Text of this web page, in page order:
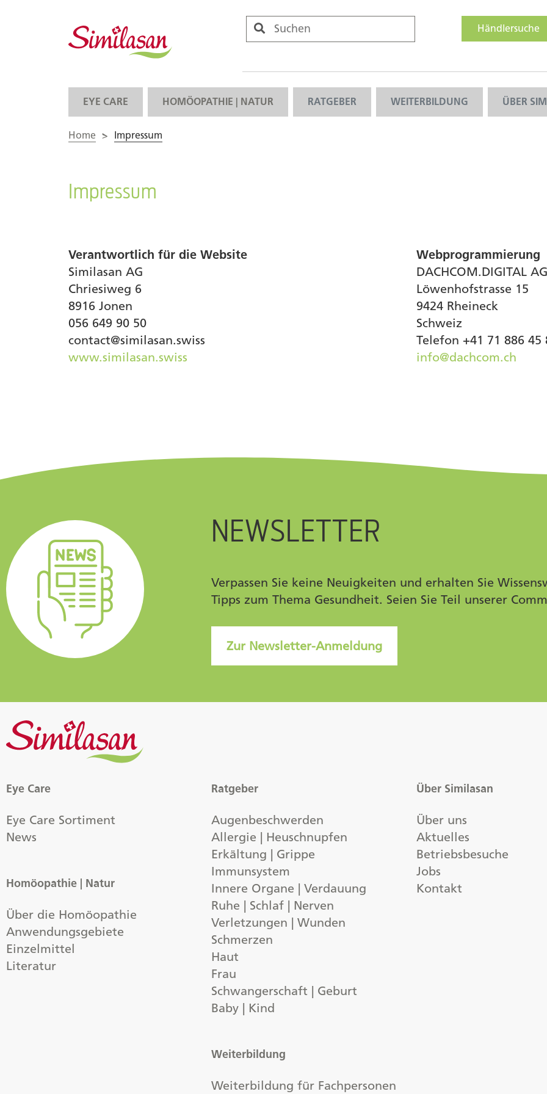
Händlersuche
EYE CARE HOMÖOPATHIE | NATUR RATGEBER WEITERBILDUNG ÜBER
Home > Impressum
Impressum
Verantwortlich für die Website
Similasan AG
Chriesiweg 6
8916 Jonen
056 649 90 50
contact@similasan.swiss
www.similasan.swiss
Webprogrammierung
DACHCOM.DIGITAL AG
Löwenhofstrasse 15
9424 Rheineck
Schweiz
Telefon +41 71 886 45
info@dachcom.ch
NEWSLETTER
Verpassen Sie keine Neuigkeiten und erhalten Sie
Tipps zum Thema Gesundheit. Seien Sie Teil unserer
Zur Newsletter-Anmeldung
Eye Care
Eye Care Sortiment
News
Homöopathie | Natur
Über die Homöopathie
Anwendungsgebiete
Einzelmittel
Literatur
Ratgeber
Augenbeschwerden
Allergie | Heuschnupfen
Erkältung | Grippe
Immunsystem
Innere Organe | Verdauung
Ruhe | Schlaf | Nerven
Verletzungen | Wunden
Schmerzen
Haut
Frau
Schwangerschaft | Geburt
Baby | Kind
Weiterbildung
Weiterbildung für Fachpersonen
Über Similasan
Über uns
Aktuelles
Betriebsbesuche
Jobs
Kontakt